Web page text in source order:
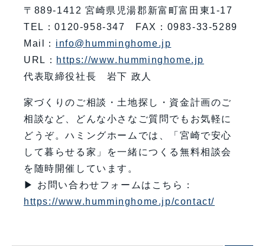
〒889-1412 宮崎県児湯郡新富町富田東1-17
TEL：0120-958-347 FAX：0983-33-5289
Mail： info@humminghome.jp
URL： https://www.humminghome.jp
代表取締役社長 岩下 政人
家づくりのご相談・土地探し・資金計画のご
相談など、どんな小さなご質問でもお気軽に
どうぞ。ハミングホームでは、「宮崎で安心
して暮らせる家」を一緒につくる無料相談会
を随時開催しています。
▶ お問い合わせフォームはこちら：
https://www.humminghome.jp/contact/